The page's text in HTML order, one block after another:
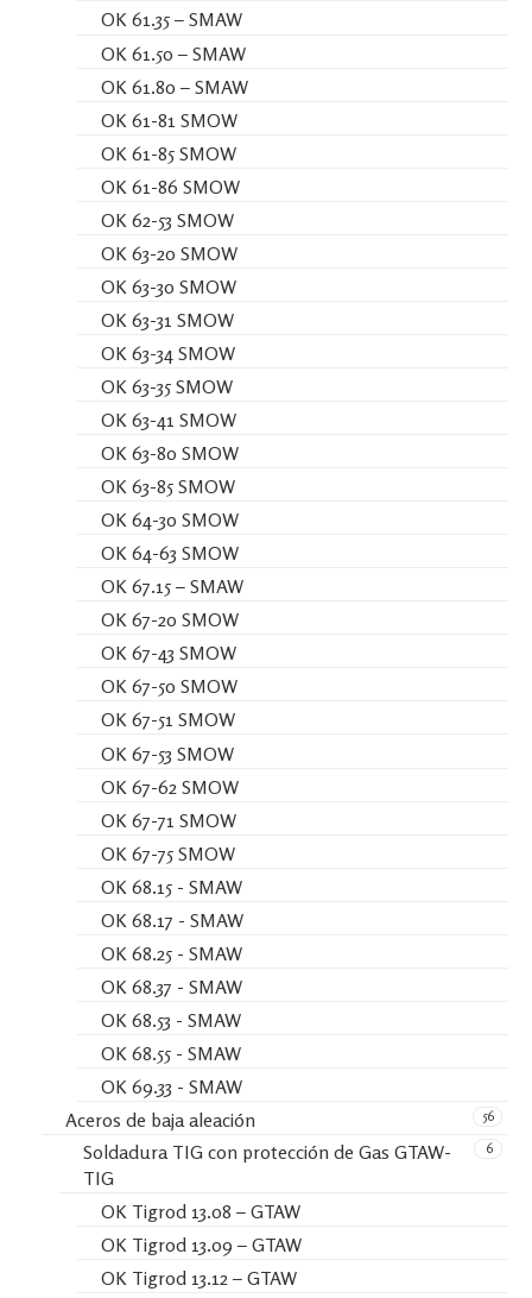
OK 61.35 – SMAW
OK 61.50 – SMAW
OK 61.80 – SMAW
OK 61-81 SMOW
OK 61-85 SMOW
OK 61-86 SMOW
OK 62-53 SMOW
OK 63-20 SMOW
OK 63-30 SMOW
OK 63-31 SMOW
OK 63-34 SMOW
OK 63-35 SMOW
OK 63-41 SMOW
OK 63-80 SMOW
OK 63-85 SMOW
OK 64-30 SMOW
OK 64-63 SMOW
OK 67.15 – SMAW
OK 67-20 SMOW
OK 67-43 SMOW
OK 67-50 SMOW
OK 67-51 SMOW
OK 67-53 SMOW
OK 67-62 SMOW
OK 67-71 SMOW
OK 67-75 SMOW
OK 68.15 - SMAW
OK 68.17 - SMAW
OK 68.25 - SMAW
OK 68.37 - SMAW
OK 68.53 - SMAW
OK 68.55 - SMAW
OK 69.33 - SMAW
56
Aceros de baja aleación
6
Soldadura TIG con protección de Gas GTAW-
TIG
OK Tigrod 13.08 – GTAW
OK Tigrod 13.09 – GTAW
OK Tigrod 13.12 – GTAW